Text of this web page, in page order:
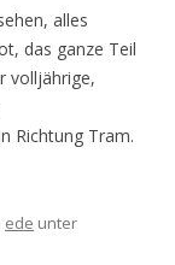
alles
das ganze Teil
volljährige,
Richtung Tram.
ede unter